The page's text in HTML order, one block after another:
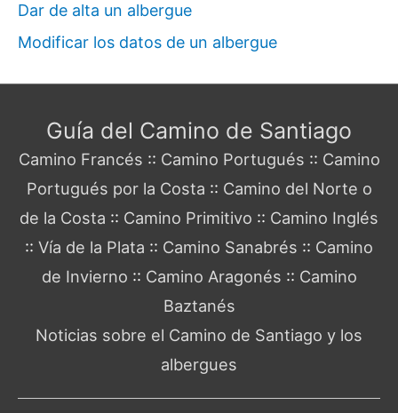
Dar de alta un albergue
Modificar los datos de un albergue
Guía del Camino de Santiago
Camino Francés :: Camino Portugués :: Camino
Portugués por la Costa :: Camino del Norte o
de la Costa :: Camino Primitivo :: Camino Inglés
:: Vía de la Plata :: Camino Sanabrés :: Camino
de Invierno :: Camino Aragonés :: Camino
Baztanés
Noticias sobre el Camino de Santiago y los
albergues